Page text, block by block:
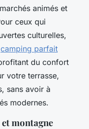
animés et
ceux qui
culturelles,
camping parfait
du confort
votre terrasse,
sans avoir à
modernes.
montagne